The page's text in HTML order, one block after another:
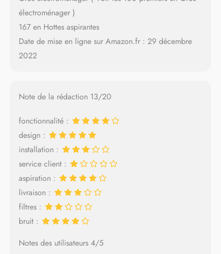
électroménager )
167 en Hottes aspirantes
Date de mise en ligne sur Amazon.fr : 29 décembre
2022
Note de la rédaction 13/20
fonctionnalité :
design :
installation :
service client :
aspiration :
livraison :
filtres :
bruit :
Notes des utilisateurs 4/5